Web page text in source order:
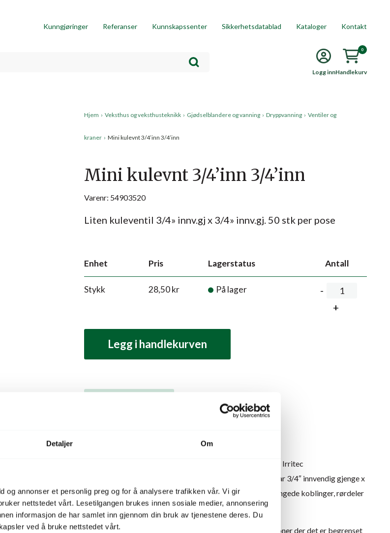
Detaljer Om
og annonser et personlig preg og for å analysere trafikken vår. Vi gir
nettstedet vårt. Lesetilgangen brukes innen sosiale medier, annonsering
informasjon de har samlet inn gjennom din bruk av tjenestene deres. Du
ved å bruke nettstedet vårt.
Kunngjøringer Referanser Kunnskapssenter Sikkerhetsdatablad Kataloger Kontakt
Logg innHandlekurv
0
Hjem › Veksthus og veksthusteknikk › Gjødselblandere og vanning › Dryppvanning › Ventiler og
kraner › Mini kulevnt 3/4’inn 3/4’inn
Mini kulevnt 3/4’inn 3/4’inn
Varenr: 54903520
Liten kuleventil 3/4» innv.gj x 3/4» innv.gj. 50 stk per pose
Enhet Pris Lagerstatus Antall
Stykk 28,50kr På lager
Legg i handlekurven
Mini kuleventil for enkel åpning og stenging av vannstrøm i Irritec
dryppvanningssystem og andre vanningsanlegg. Ventilen har 3/4″ innvendig gjenge x
3/4″ innvendig gjenge og kan monteres direkte mellom gjengede koblinger, rørdeler
eller andre komponenter med tilsvarende dimensjon.
Den kompakte størrelsen gjør ventilen praktisk i installasjoner der det er begrenset